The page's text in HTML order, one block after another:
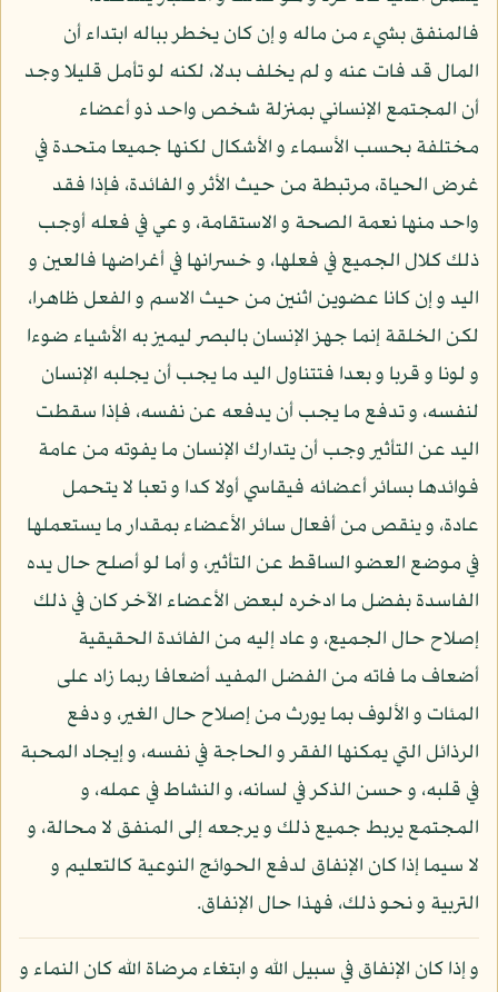
فالمنفق بشيء من ماله و إن كان يخطر بباله ابتداء أن
المال قد فات عنه و لم يخلف بدلا، لكنه لو تأمل قليلا وجد
أن المجتمع الإنساني بمنزلة شخص واحد ذو أعضاء
مختلفة بحسب الأسماء و الأشكال لكنها جميعا متحدة في
غرض الحياة، مرتبطة من حيث الأثر و الفائدة، فإذا فقد
واحد منها نعمة الصحة و الاستقامة، و عي في فعله أوجب
ذلك كلال الجميع في فعلها، و خسرانها في أغراضها فالعين و
اليد و إن كانا عضوين اثنين من حيث الاسم و الفعل ظاهرا،
لكن الخلقة إنما جهز الإنسان بالبصر ليميز به الأشياء ضوءا
و لونا و قربا و بعدا فتتناول اليد ما يجب أن يجلبه الإنسان
لنفسه، و تدفع ما يجب أن يدفعه عن نفسه، فإذا سقطت
اليد عن التأثير وجب أن يتدارك الإنسان ما يفوته من عامة
فوائدها بسائر أعضائه فيقاسي أولا كدا و تعبا لا يتحمل
عادة، و ينقص من أفعال سائر الأعضاء بمقدار ما يستعملها
في موضع العضو الساقط عن التأثير، و أما لو أصلح حال يده
الفاسدة بفضل ما ادخره لبعض الأعضاء الآخر كان في ذلك
إصلاح حال الجميع، و عاد إليه من الفائدة الحقيقية
أضعاف ما فاته من الفضل المفيد أضعافا ربما زاد على
المئات و الألوف بما يورث من إصلاح حال الغير، و دفع
الرذائل التي يمكنها الفقر و الحاجة في نفسه، و إيجاد المحبة
في قلبه، و حسن الذكر في لسانه، و النشاط في عمله، و
المجتمع يربط جميع ذلك و يرجعه إلى المنفق لا محالة، و
لا سيما إذا كان الإنفاق لدفع الحوائج النوعية كالتعليم و
التربية و نحو ذلك، فهذا حال الإنفاق.
و إذا كان الإنفاق في سبيل الله و ابتغاء مرضاة الله كان النماء و